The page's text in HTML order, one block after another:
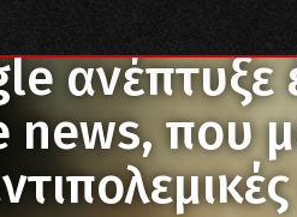
Η Google ανέπτυξε έναν
ανέπτυξε
news, που